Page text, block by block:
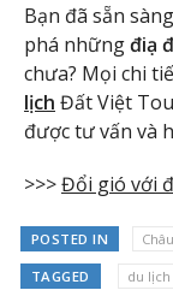
Bạn đã sẵn
phá nhữngđiạ
chưa? Mọi chi
lịch Đất Việt
được tư vấn và
>>>Đổi gió với
POSTED IN
TAGGED du